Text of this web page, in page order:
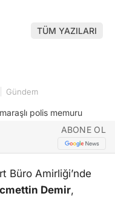
TÜM YAZILARI
Gündem
ABONE OL
Büro Amirliği’nde
Demir,